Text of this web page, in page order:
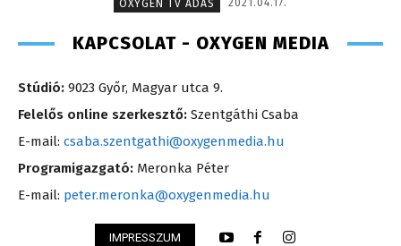
OXYGEN TV ADÁS
2021.04.17.
KAPCSOLAT - OXYGEN MEDIA
Stúdió: 9023 Győr, Magyar utca 9.
Felelős online szerkesztő: Szentgáthi Csaba
E-mail: csaba.szentgathi@oxygenmedia.hu
Programigazgató: Meronka Péter
E-mail: peter.meronka@oxygenmedia.hu
IMPRESSZUM